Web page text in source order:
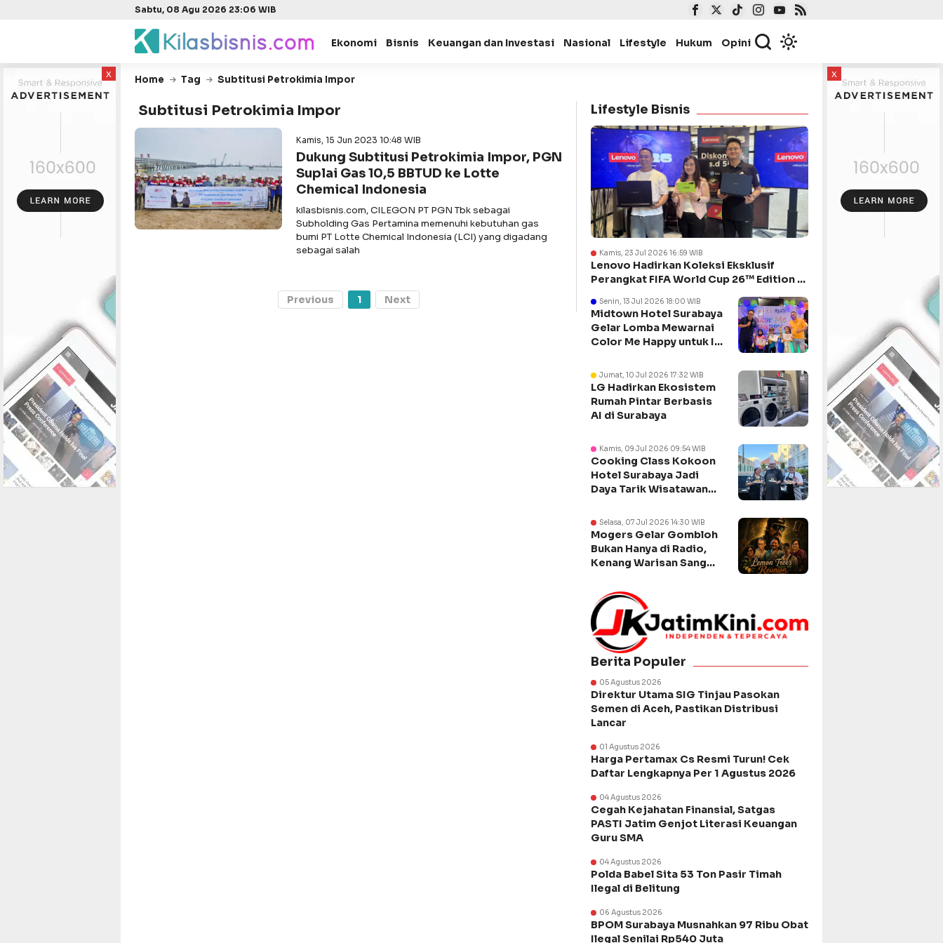
Sabtu, 08 Agu 2026 23:06 WIB
Ekonomi Bisnis Keuangan dan Investasi Nasional Lifestyle Hukum Opini
x x
Home Tag Subtitusi Petrokimia Impor
Subtitusi Petrokimia Impor
Kamis, 15 Jun 2023 10:48 WIB
Dukung Subtitusi Petrokimia Impor, PGN
Suplai Gas 10,5 BBTUD ke Lotte
Chemical Indonesia
kilasbisnis.com, CILEGON PT PGN Tbk sebagai
Subholding Gas Pertamina memenuhi kebutuhan gas
bumi PT Lotte Chemical Indonesia (LCI) yang digadang
sebagai salah
Previous 1 Next
Lifestyle Bisnis
Kamis, 23 Jul 2026 16:59 WIB
Lenovo Hadirkan Koleksi Eksklusif
Perangkat FIFA World Cup 26™ Edition di
Senin, 13 Jul 2026 18:00 WIB
Midtown Hotel Surabaya
Gelar Lomba Mewarnai
Color Me Happy untuk Isi
Jumat, 10 Jul 2026 17:32 WIB
LG Hadirkan Ekosistem
Rumah Pintar Berbasis
AI di Surabaya
Kamis, 09 Jul 2026 09:54 WIB
Cooking Class Kokoon
Hotel Surabaya Jadi
Daya Tarik Wisatawan
Selasa, 07 Jul 2026 14:30 WIB
Mogers Gelar Gombloh
Bukan Hanya di Radio,
Kenang Warisan Sang
Berita Populer
05 Agustus 2026
Direktur Utama SIG Tinjau Pasokan
Semen di Aceh, Pastikan Distribusi
Lancar
01 Agustus 2026
Harga Pertamax Cs Resmi Turun! Cek
Daftar Lengkapnya Per 1 Agustus 2026
04 Agustus 2026
Cegah Kejahatan Finansial, Satgas
PASTI Jatim Genjot Literasi Keuangan
Guru SMA
04 Agustus 2026
Polda Babel Sita 53 Ton Pasir Timah
Ilegal di Belitung
06 Agustus 2026
BPOM Surabaya Musnahkan 97 Ribu Obat
Ilegal Senilai Rp540 Juta